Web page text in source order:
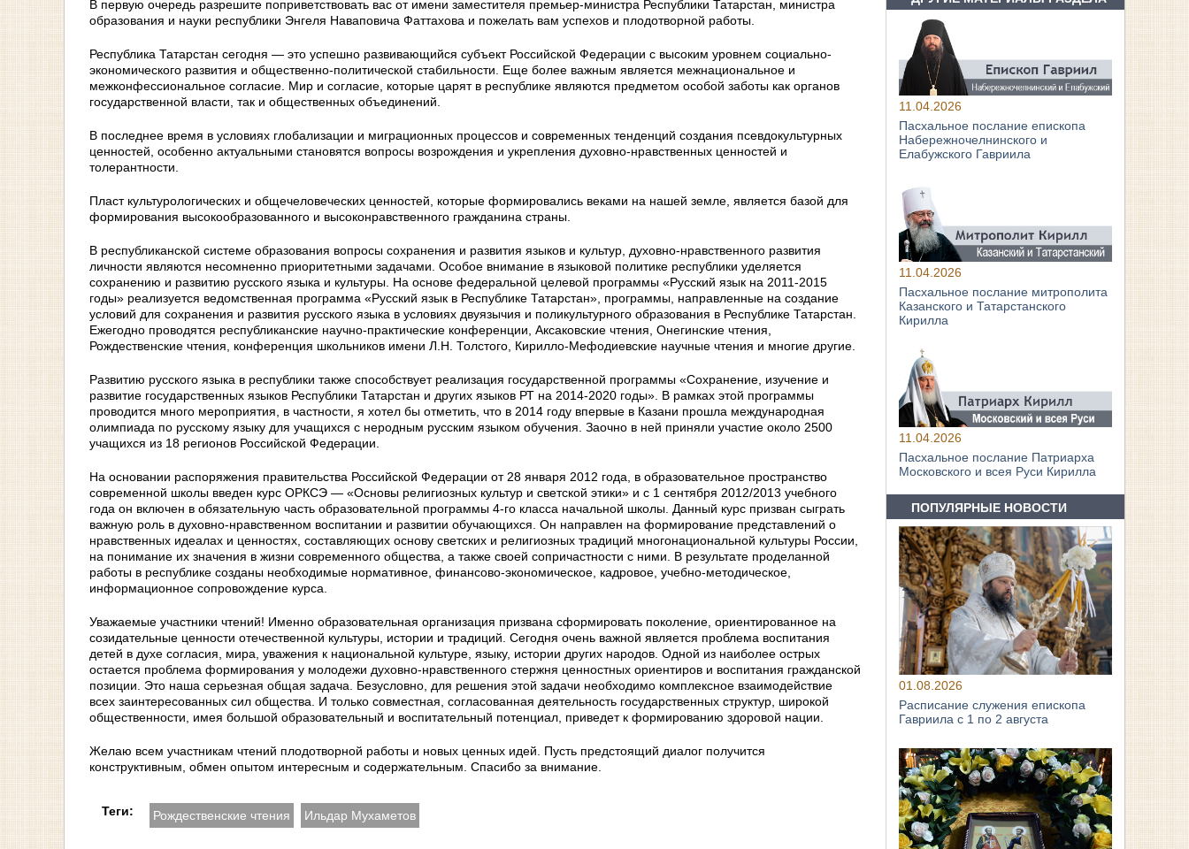
В первую очередь разрешите поприветствовать вас от имени заместителя премьер-министра Республики Татарстан, министра
образования и науки республики Энгеля Наваповича Фаттахова и пожелать вам успехов и плодотворной работы.
Республика Татарстан сегодня — это успешно развивающийся субъект Российской Федерации с высоким уровнем социально-
экономического развития и общественно-политической стабильности. Еще более важным является межнациональное и
межконфессиональное согласие. Мир и согласие, которые царят в республике являются предметом особой заботы как органов
государственной власти, так и общественных объединений.
В последнее время в условиях глобализации и миграционных процессов и современных тенденций создания псевдокультурных
ценностей, особенно актуальными становятся вопросы возрождения и укрепления духовно-нравственных ценностей и
толерантности.
Пласт культурологических и общечеловеческих ценностей, которые формировались веками на нашей земле, является базой для
формирования высокообразованного и высоконравственного гражданина страны.
В республиканской системе образования вопросы сохранения и развития языков и культур, духовно-нравственного развития
личности являются несомненно приоритетными задачами. Особое внимание в языковой политике республики уделяется
сохранению и развитию русского языка и культуры. На основе федеральной целевой программы «Русский язык на 2011-2015
годы» реализуется ведомственная программа «Русский язык в Республике Татарстан», программы, направленные на создание
условий для сохранения и развития русского языка в условиях двуязычия и поликультурного образования в Республике Татарстан.
Ежегодно проводятся республиканские научно-практические конференции, Аксаковские чтения, Онегинские чтения,
Рождественские чтения, конференция школьников имени Л.Н. Толстого, Кирилло-Мефодиевские научные чтения и многие другие.
Развитию русского языка в республики также способствует реализация государственной программы «Сохранение, изучение и
развитие государственных языков Республики Татарстан и других языков РТ на 2014-2020 годы». В рамках этой программы
проводится много мероприятия, в частности, я хотел бы отметить, что в 2014 году впервые в Казани прошла международная
олимпиада по русскому языку для учащихся с неродным русским языком обучения. Заочно в ней приняли участие около 2500
учащихся из 18 регионов Российской Федерации.
На основании распоряжения правительства Российской Федерации от 28 января 2012 года, в образовательное пространство
современной школы введен курс ОРКСЭ — «Основы религиозных культур и светской этики» и с 1 сентября 2012/2013 учебного
года он включен в обязательную часть образовательной программы 4-го класса начальной школы. Данный курс призван сыграть
важную роль в духовно-нравственном воспитании и развитии обучающихся. Он направлен на формирование представлений о
нравственных идеалах и ценностях, составляющих основу светских и религиозных традиций многонациональной культуры России,
на понимание их значения в жизни современного общества, а также своей сопричастности с ними. В результате проделанной
работы в республике созданы необходимые нормативное, финансово-экономическое, кадровое, учебно-методическое,
информационное сопровождение курса.
Уважаемые участники чтений! Именно образовательная организация призвана сформировать поколение, ориентированное на
созидательные ценности отечественной культуры, истории и традиций. Сегодня очень важной является проблема воспитания
детей в духе согласия, мира, уважения к национальной культуре, языку, истории других народов. Одной из наиболее острых
остается проблема формирования у молодежи духовно-нравственного стержня ценностных ориентиров и воспитания гражданской
позиции. Это наша серьезная общая задача. Безусловно, для решения этой задачи необходимо комплексное взаимодействие
всех заинтересованных сил общества. И только совместная, согласованная деятельность государственных структур, широкой
общественности, имея большой образовательный и воспитательный потенциал, приведет к формированию здоровой нации.
Желаю всем участникам чтений плодотворной работы и новых ценных идей. Пусть предстоящий диалог получится
конструктивным, обмен опытом интересным и содержательным. Спасибо за внимание.
Теги: Рождественские чтения Ильдар Мухаметов
11.04.2026
Пасхальное послание епископа
Набережночелнинского и
Елабужского Гавриила
11.04.2026
Пасхальное послание митрополита
Казанского и Татарстанского
Кирилла
11.04.2026
Пасхальное послание Патриарха
Московского и всея Руси Кирилла
ПОПУЛЯРНЫЕ НОВОСТИ
01.08.2026
Расписание служения епископа
Гавриила с 1 по 2 августа